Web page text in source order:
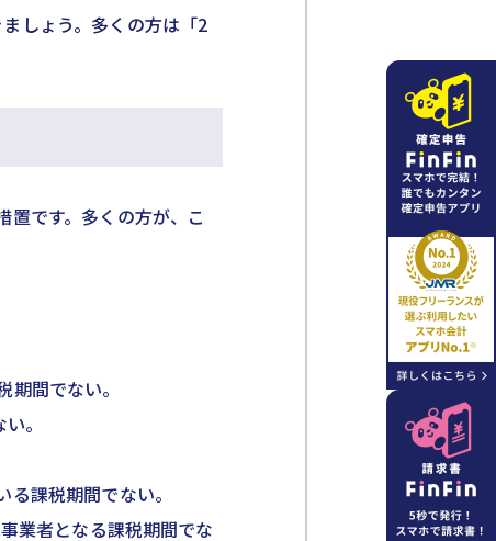
しょう。多くの方は「2
置です。多くの方が、こ
間でない。
。
課税期間でない。
業者となる課税期間でな